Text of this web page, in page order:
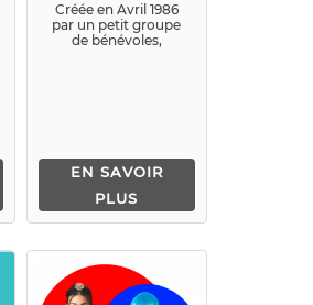
Créée en Avril 1986
par un petit groupe
de bénévoles,
EN SAVOIR
PLUS